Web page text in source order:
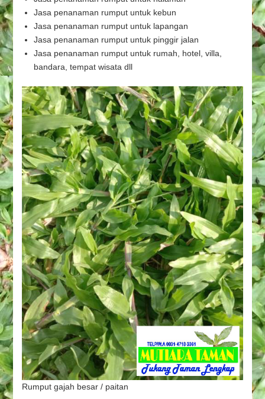
Jasa penanaman rumput untuk kebun
Jasa penanaman rumput untuk lapangan
Jasa penanaman rumput untuk pinggir jalan
Jasa penanaman rumput untuk rumah, hotel, villa,
bandara, tempat wisata dll
Rumput gajah besar / paitan